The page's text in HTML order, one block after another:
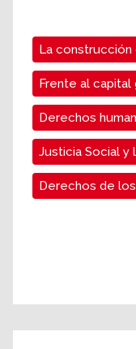
La
Frente al capital
Derechos
Justicia Social y
Derechos de